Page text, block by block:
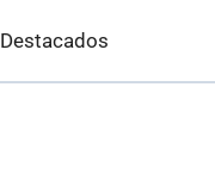
Destacados